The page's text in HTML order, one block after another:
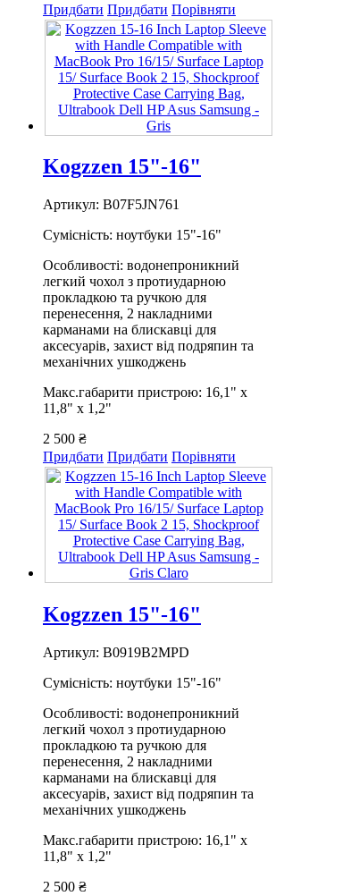
Придбати Придбати Порівняти
Kogzzen 15"-16"
Артикул: B07F5JN761
Сумісність: ноутбуки 15"-16"
Особливості: водонепроникний
легкий чохол з протиударною
прокладкою та ручкою для
перенесення, 2 накладними
карманами на блискавці для
аксесуарів, захист від подряпин та
механічних ушкоджень
Макс.габарити пристрою: 16,1" x
11,8" x 1,2"
2 500 ₴
Придбати Придбати Порівняти
Kogzzen 15"-16"
Артикул: B0919B2MPD
Сумісність: ноутбуки 15"-16"
Особливості: водонепроникний
легкий чохол з протиударною
прокладкою та ручкою для
перенесення, 2 накладними
карманами на блискавці для
аксесуарів, захист від подряпин та
механічних ушкоджень
Макс.габарити пристрою: 16,1" x
11,8" x 1,2"
2 500 ₴